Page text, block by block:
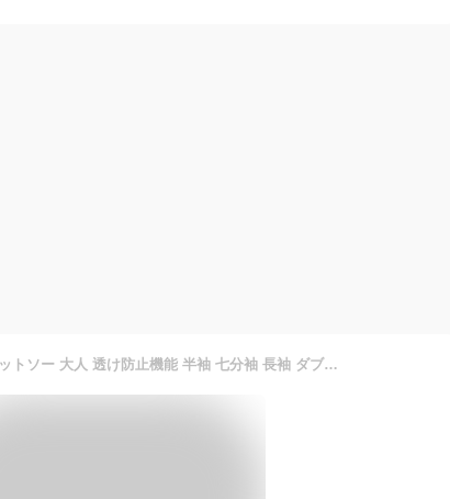
Tシャツ レディース カットソー 大人 透け防止機能 半袖 七分袖 長袖 ダブルフロント コットン 綿 無地 ボーダー スーツ インナー 白 Uネック シームレス 胸部分2重 裏地付き 透けない メール便 シンプル オフィス リクルート ユニフォーム 制服 S M L LL 3L Funny Jinx A42